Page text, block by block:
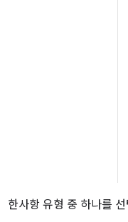
제한사항 유형 중 하나를